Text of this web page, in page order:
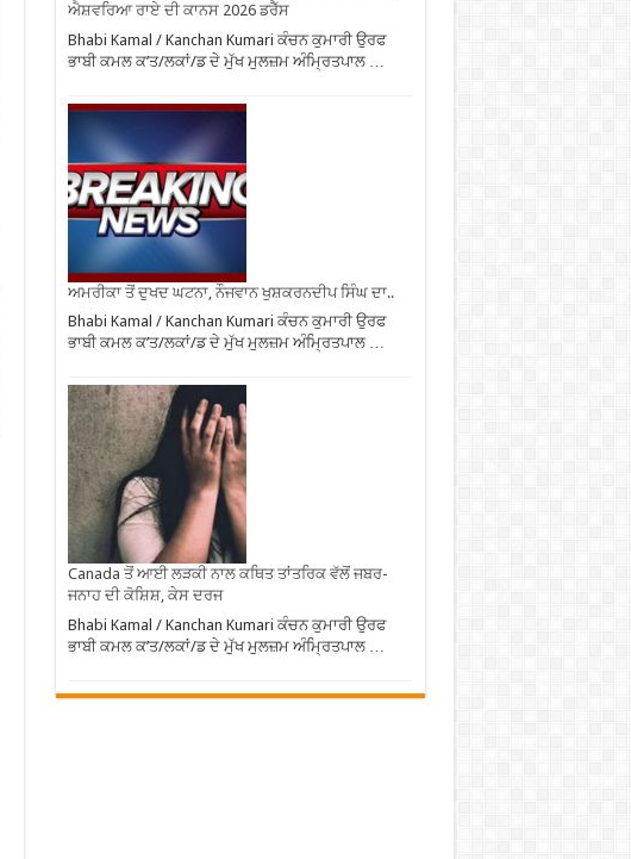
ਐਸ਼ਵਰਿਆ ਰਾਏ ਦੀ ਕਾਨਸ 2026 ਡਰੈੱਸ
Bhabi Kamal / Kanchan Kumari ਕੰਚਨ ਕੁਮਾਰੀ ਉਰਫ
ਭਾਬੀ ਕਮਲ ਕ’ਤ/ਲਕਾਂ/ਡ ਦੇ ਮੁੱਖ ਮੁਲਜ਼ਮ ਅੰਮ੍ਰਿਤਪਾਲ …
ਅਮਰੀਕਾ ਤੋਂ ਦੁਖਦ ਘਟਨਾ, ਨੌਜਵਾਨ ਖੁਸ਼ਕਰਨਦੀਪ ਸਿੰਘ ਦਾ..
Bhabi Kamal / Kanchan Kumari ਕੰਚਨ ਕੁਮਾਰੀ ਉਰਫ
ਭਾਬੀ ਕਮਲ ਕ’ਤ/ਲਕਾਂ/ਡ ਦੇ ਮੁੱਖ ਮੁਲਜ਼ਮ ਅੰਮ੍ਰਿਤਪਾਲ …
Canada ਤੋਂ ਆਈ ਲੜਕੀ ਨਾਲ ਕਥਿਤ ਤਾਂਤਰਿਕ ਵੱਲੋਂ ਜਬਰ-
ਜਨਾਹ ਦੀ ਕੋਸ਼ਿਸ਼, ਕੇਸ ਦਰਜ
Bhabi Kamal / Kanchan Kumari ਕੰਚਨ ਕੁਮਾਰੀ ਉਰਫ
ਭਾਬੀ ਕਮਲ ਕ’ਤ/ਲਕਾਂ/ਡ ਦੇ ਮੁੱਖ ਮੁਲਜ਼ਮ ਅੰਮ੍ਰਿਤਪਾਲ …